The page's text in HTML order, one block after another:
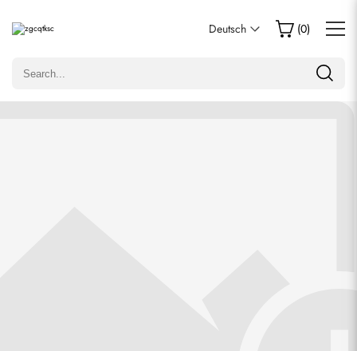
Deutsch (0)
Eine Bewertung schreiben
Nur Kunden, die diesen Artikel gekauft haben, dürfen eine